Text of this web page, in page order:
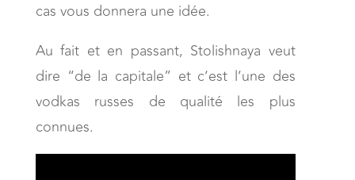
cas vous donnera une idée.
Au fait et en passant, Stolishnaya veut
dire “de la capitale” et c’est l’une des
vodkas russes de qualité les plus
connues.